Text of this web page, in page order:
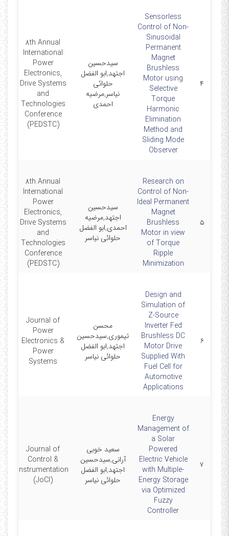
۴
Sensorless
Control of Non-
Sinusoidal
Permanent
Magnet
Brushless
Motor using
Selective
Torque
Harmonic
Elimination
Method and
Sliding Mode
Observer
سیدحسین
اجتهد,ابو الفضل
حلوائی
نیاسر,مرضیه
احمدی
8th Annual
International
Power
Electronics,
Drive Systems
and
Technologies
Conference
(PEDSTC)
۵
Research on
Control of Non-
Ideal Permanent
Magnet
Brushless
Motor in view
of Torque
Ripple
Minimization
سیدحسین
اجتهد,مرضیه
احمدی,ابو الفضل
حلوائی نیاسر
8th Annual
International
Power
Electronics,
Drive Systems
and
Technologies
Conference
(PEDSTC)
۶
Design and
Simulation of
Z-Source
Inverter Fed
Brushless DC
Motor Drive
Supplied With
Fuel Cell for
Automotive
Applications
محسن
تیموری,سیدحسین
اجتهد,ابو الفضل
حلوائی نیاسر
Journal of
Power
Electronics &
Power
Systems
۷
Energy
Management of
a Solar
Powered
Electric Vehicle
with Multiple-
Energy Storage
via Optimized
Fuzzy
Controller
سعید خوبی
آرانی,سیدحسین
اجتهد,ابو الفضل
حلوائی نیاسر
Journal of
Control &
Instrumentation
(JoCI)